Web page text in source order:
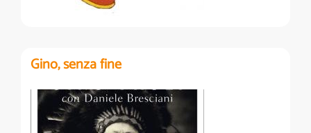
Gino, senza fine